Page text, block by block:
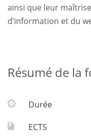
ainsi que leur
d’information et du
Résumé de la
Durée
ECTS